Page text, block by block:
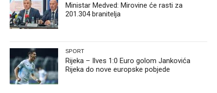
Ministar Medved: Mirovine će rasti za
201.304 branitelja
SPORT
Rijeka – Ilves 1:0 Euro golom Jankovića
Rijeka do nove europske pobjede